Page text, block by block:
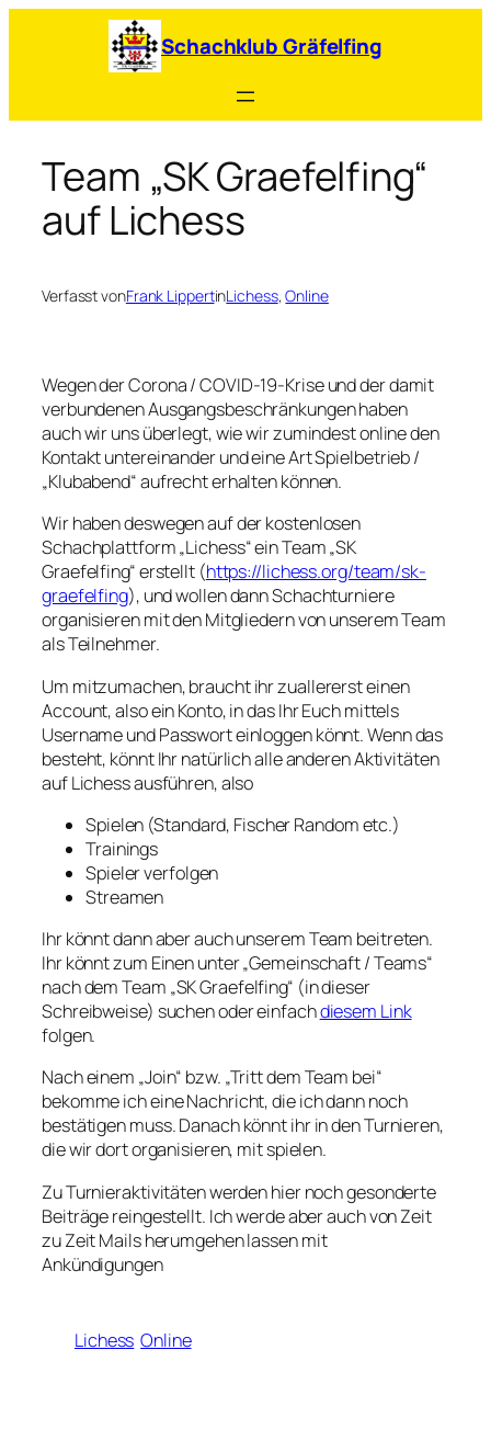
Schachklub Gräfelfing
Team „SK Graefelfing“
auf Lichess
Verfasst vonFrank LippertinLichess, Online
Wegen der Corona / COVID-19-Krise und der damit
verbundenen Ausgangsbeschränkungen haben
auch wir uns überlegt, wie wir zumindest online den
Kontakt untereinander und eine Art Spielbetrieb /
„Klubabend“ aufrecht erhalten können.
Wir haben deswegen auf der kostenlosen
Schachplattform „Lichess“ ein Team „SK
Graefelfing“ erstellt (https://lichess.org/team/sk-
graefelfing), und wollen dann Schachturniere
organisieren mit den Mitgliedern von unserem Team
als Teilnehmer.
Um mitzumachen, braucht ihr zuallererst einen
Account, also ein Konto, in das Ihr Euch mittels
Username und Passwort einloggen könnt. Wenn das
besteht, könnt Ihr natürlich alle anderen Aktivitäten
auf Lichess ausführen, also
Spielen (Standard, Fischer Random etc.)
Trainings
Spieler verfolgen
Streamen
Ihr könnt dann aber auch unserem Team beitreten.
Ihr könnt zum Einen unter „Gemeinschaft / Teams“
nach dem Team „SK Graefelfing“ (in dieser
Schreibweise) suchen oder einfachdiesem Link
folgen.
Nach einem „Join“ bzw. „Tritt dem Team bei“
bekomme ich eine Nachricht, die ich dann noch
bestätigen muss. Danach könnt ihr in den Turnieren,
die wir dort organisieren, mit spielen.
Zu Turnieraktivitäten werden hier noch gesonderte
Beiträge reingestellt. Ich werde aber auch von Zeit
zu Zeit Mails herumgehen lassen mit
Ankündigungen
Lichess Online